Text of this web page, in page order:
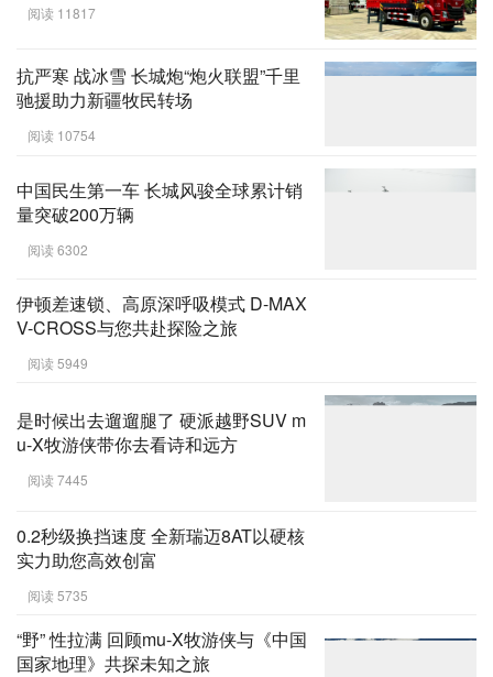
阅读 11817
抗严寒 战冰雪 长城炮“炮火联盟”千里
驰援助力新疆牧民转场
阅读 10754
中国民生第一车 长城风骏全球累计销
量突破200万辆
阅读 6302
伊顿差速锁、高原深呼吸模式 D-MAX
V-CROSS与您共赴探险之旅
阅读 5949
是时候出去遛遛腿了 硬派越野SUV m
u-X牧游侠带你去看诗和远方
阅读 7445
0.2秒级换挡速度 全新瑞迈8AT以硬核
实力助您高效创富
阅读 5735
“野” 性拉满 回顾mu-X牧游侠与《中国
国家地理》共探未知之旅